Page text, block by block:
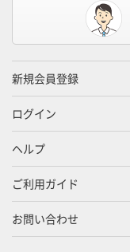
新規会員登録
ログイン
ヘルプ
ご利用ガイド
お問い合わせ